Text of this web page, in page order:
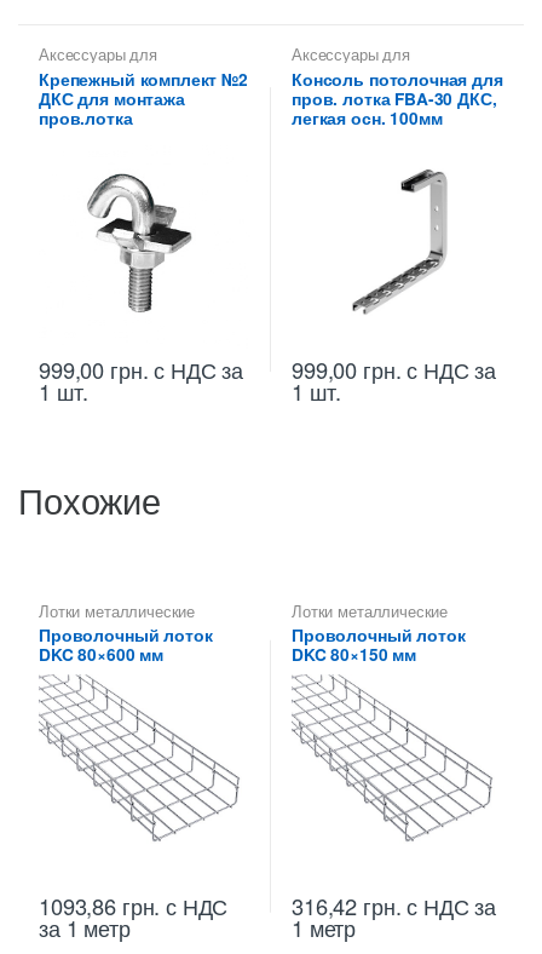
Аксессуары для
металлических лотков
Крепежи для проволочных
лотков
Крепежный комплект №2
ДКС для монтажа
пров.лотка
999,00 грн.с НДС за
1 шт.
Аксессуары для
металлических лотков
Консоли для сетчатых
лотков
Консоль потолочная для
пров. лотка FBA-30 ДКС,
легкая осн. 100мм
999,00 грн.с НДС за
1 шт.
Похожие
Лотки металлические
высотой 80 мм ,Лотки
проволочные ДКС,
Проволочные лотки высотой
80 мм,Проволочные лотки
для кабеля
Проволочный лоток
DKC 80×600 мм
1093,86 грн. с НДС
за 1 метр
Лотки металлические
высотой 80 мм ,Лотки
проволочные ДКС,
Проволочные лотки высотой
80 мм,Проволочные лотки
для кабеля
Проволочный лоток
DKC 80×150 мм
316,42 грн.с НДС за
1 метр